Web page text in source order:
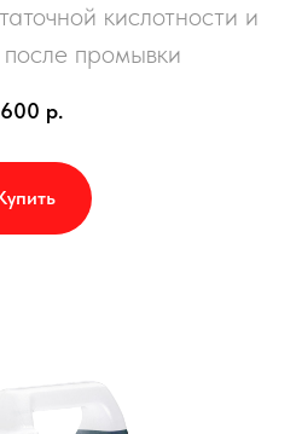
кислотности и
промывки
р.